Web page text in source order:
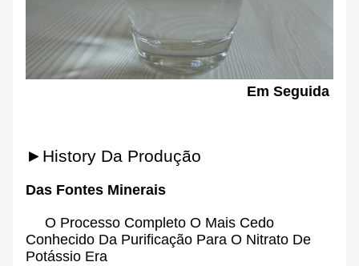
Em Seguida
►History Da Produção
Das Fontes Minerais
O Processo Completo O Mais Cedo
Conhecido Da Purificação Para O Nitrato De
Potássio Era